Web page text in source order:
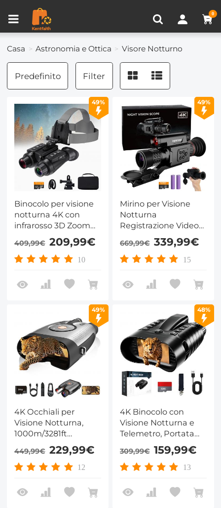
0
Casa Astronomia e Ottica Visore Notturno
Predefinito Filter
49%
Binocolo per visione
notturna 4K con
infrarosso 3D Zoom
8X 32G Scheda
KentFaith
409,99€ 209,99€
10
49%
Mirino per Visione
Notturna
Registrazione Video
4K, Portata Visione
Notturna IR 300m,
Zoom 5-20X con
Croce con Zero-
Calibrazione,
669,99€ 339,99€
15
49%
4K Occhiali per
Visione Notturna,
1000m/3281ft
Infrarossi, Visione
Notturna a Colori
Completi, WiFi
Pulsanti
Retroilluminati,
449,99€ 229,99€
12
48%
4K Binocolo con
Visione Notturna e
Telemetro, Portata
Visione Notturna
500m/1640ft, Display
3.2 pollici, Zoom 8X,
Fauna Selvatica,
Caccia, Sicurezza,
309,99€ 159,99€
13